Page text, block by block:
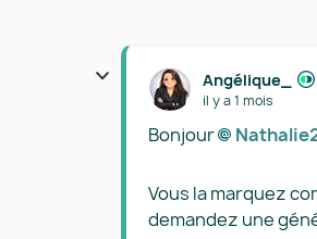
Angélique_
il y a 1 mois
Bonjour
Vous la marquez
demandez une